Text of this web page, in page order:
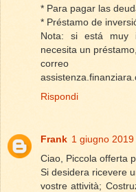
* Para pagar las
* Préstamo de
Nota: si está muy
necesita un
correo
Rispondi
Frank 1 giugno
Ciao, Piccola offerta
Si desidera ricevere
vostre attività;